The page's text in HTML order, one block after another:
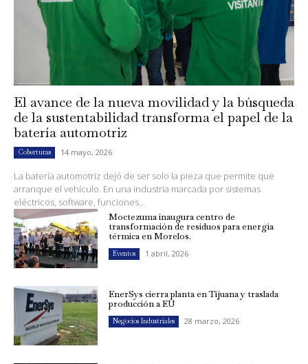
El avance de la nueva movilidad y la búsqueda
de la sustentabilidad transforma el papel de la
batería automotriz
Coberturas 14 mayo, 2026
La batería automotriz dejó de ser solo la pieza que permite que
arranque el vehículo. En una industria marcada por sistemas
eléctricos, software, funciones...
Moctezuma inaugura centro de
transformación de residuos para energía
térmica en Morelos.
Eventos 1 abril, 2026
EnerSys cierra planta en Tijuana y traslada
producción a EU
Negocios Industriales 28 marzo, 2026